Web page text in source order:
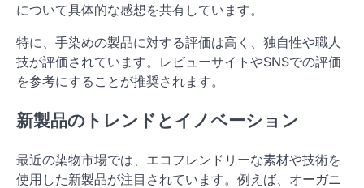
について具体的な感想を共有しています。
特に、手染めの製品に対する評価は高く、独自性や職人
技が評価されています。レビューサイトやSNSでの評価
を参考にすることが推奨されます。
新製品のトレンドとイノベーション
最近の染物市場では、エコフレンドリーな素材や技術を
使用した新製品が注目されています。例えば、オーガニ